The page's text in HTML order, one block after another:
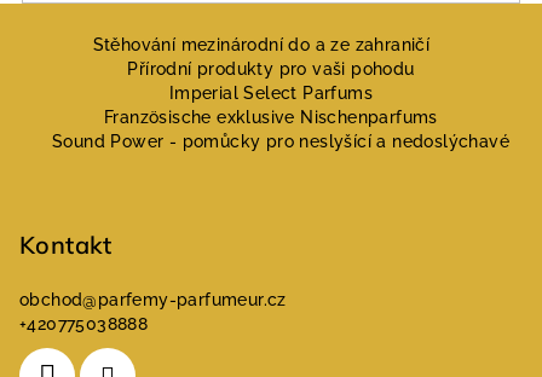
Stěhování mezinárodní do a ze zahraničí
Přírodní produkty pro vaši pohodu
Imperial Select Parfums
Französische exklusive Nischenparfums
Sound Power - pomůcky pro neslyšící a nedoslýchavé
Kontakt
obchod@parfemy-parfumeur.cz
+420775038888